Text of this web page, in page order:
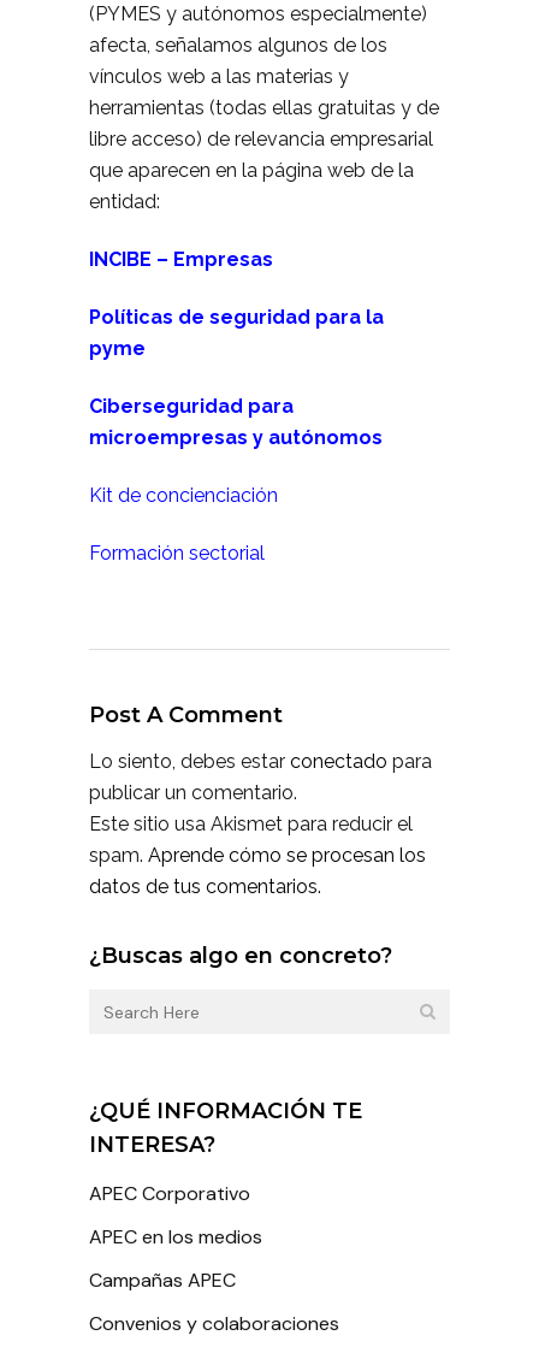
(PYMES y autónomos especialmente)
afecta, señalamos algunos de los
vínculos web a las materias y
herramientas (todas ellas gratuitas y de
libre acceso) de relevancia empresarial
que aparecen en la página web de la
entidad:
INCIBE – Empresas
Políticas de seguridad para la
pyme
Ciberseguridad para
microempresas y autónomos
Kit de concienciación
Formación sectorial
Post A Comment
Lo siento, debes estar conectado para
publicar un comentario.
Este sitio usa Akismet para reducir el
spam. Aprende cómo se procesan los
datos de tus comentarios.
¿Buscas algo en concreto?
¿QUÉ INFORMACIÓN TE
INTERESA?
APEC Corporativo
APEC en los medios
Campañas APEC
Convenios y colaboraciones